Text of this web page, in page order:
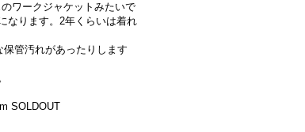
ワークジャケットみたいで
なります。2年くらいは着れ
管汚れがあったりします
SOLDOUT